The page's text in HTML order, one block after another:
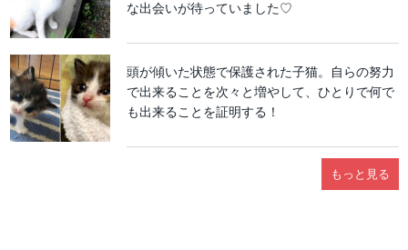
な出会いが待っていました♡
頭が傾いた状態で保護された子猫。自らの努力
で出来ることを次々と増やして、ひとりで何で
も出来ることを証明する！
もっと見る